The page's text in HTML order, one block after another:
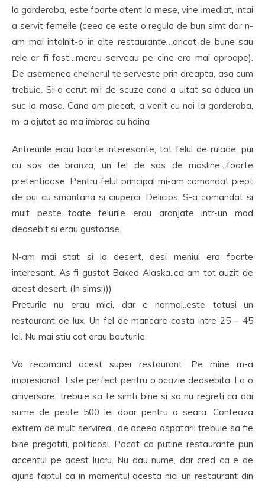
la garderoba, este foarte atent la mese, vine imediat, intai
a servit femeile (ceea ce este o regula de bun simt dar n-
am mai intalnit-o in alte restaurante…oricat de bune sau
rele ar fi fost…mereu serveau pe cine era mai aproape).
De asemenea chelnerul te serveste prin dreapta, asa cum
trebuie. Si-a cerut mii de scuze cand a uitat sa aduca un
suc la masa. Cand am plecat, a venit cu noi la garderoba,
m-a ajutat sa ma imbrac cu haina
Antreurile erau foarte interesante, tot felul de rulade, pui
cu sos de branza, un fel de sos de masline…foarte
pretentioase. Pentru felul principal mi-am comandat piept
de pui cu smantana si ciuperci. Delicios. S-a comandat si
mult peste…toate felurile erau aranjate intr-un mod
deosebit si erau gustoase.
N-am mai stat si la desert, desi meniul era foarte
interesant. As fi gustat Baked Alaska..ca am tot auzit de
acest desert. (In sims:)))
Preturile nu erau mici, dar e normal..este totusi un
restaurant de lux. Un fel de mancare costa intre 25 – 45
lei. Nu mai stiu cat erau bauturile.
Va recomand acest super restaurant. Pe mine m-a
impresionat. Este perfect pentru o ocazie deosebita. La o
aniversare, trebuie sa te simti bine si sa nu regreti ca dai
sume de peste 500 lei doar pentru o seara. Conteaza
extrem de mult servirea…de aceea ospatarii trebuie sa fie
bine pregatiti, politicosi. Pacat ca putine restaurante pun
accentul pe acest lucru. Nu dau nume, dar cred ca e de
ajuns faptul ca in momentul acesta nici un restaurant din